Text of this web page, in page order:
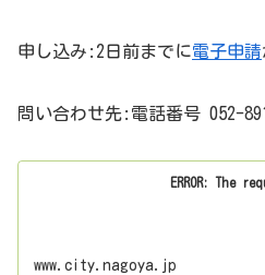
申し込み:2日前までに電子申請
問い合わせ先:電話番号 052-
ERROR: The
www.city.nagoya.jp